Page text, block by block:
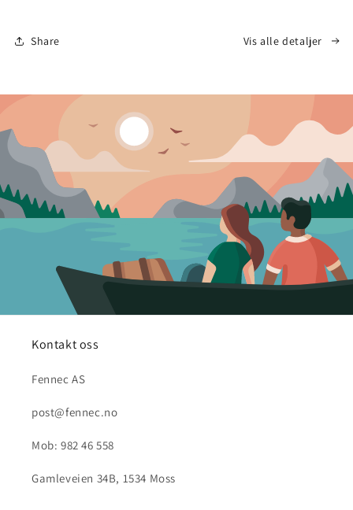
Share Vis alle detaljer
Kontakt oss
Fennec AS
post@fennec.no
Mob: 982 46 558
Gamleveien 34B, 1534 Moss